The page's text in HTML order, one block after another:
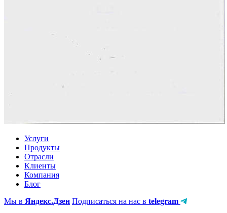
Услуги
Продукты
Отрасли
Клиенты
Компания
Блог
Мы в Яндекс.Дзен Подписаться на нас в telegram